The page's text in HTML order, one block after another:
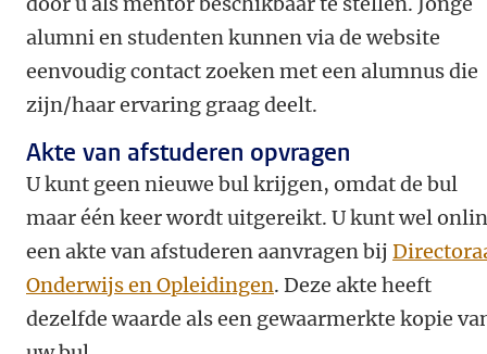
alumni en studenten kunnen via de website
eenvoudig contact zoeken met een alumnus die
zijn/haar ervaring graag deelt.
Akte van afstuderen opvragen
U kunt geen nieuwe bul krijgen, omdat de bul
maar één keer wordt uitgereikt. U kunt wel
een akte van afstuderen aanvragen bij
Onderwijs en Opleidingen. Deze akte heeft
dezelfde waarde als een gewaarmerkte kopie